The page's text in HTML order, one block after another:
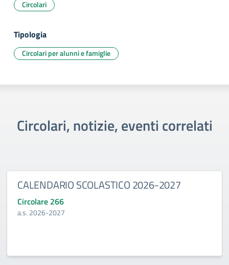
Circolari
Tipologia
Circolari per alunni e famiglie
Circolari, notizie, eventi correlati
CALENDARIO SCOLASTICO 2026-2027
Circolare 266
a.s. 2026-2027